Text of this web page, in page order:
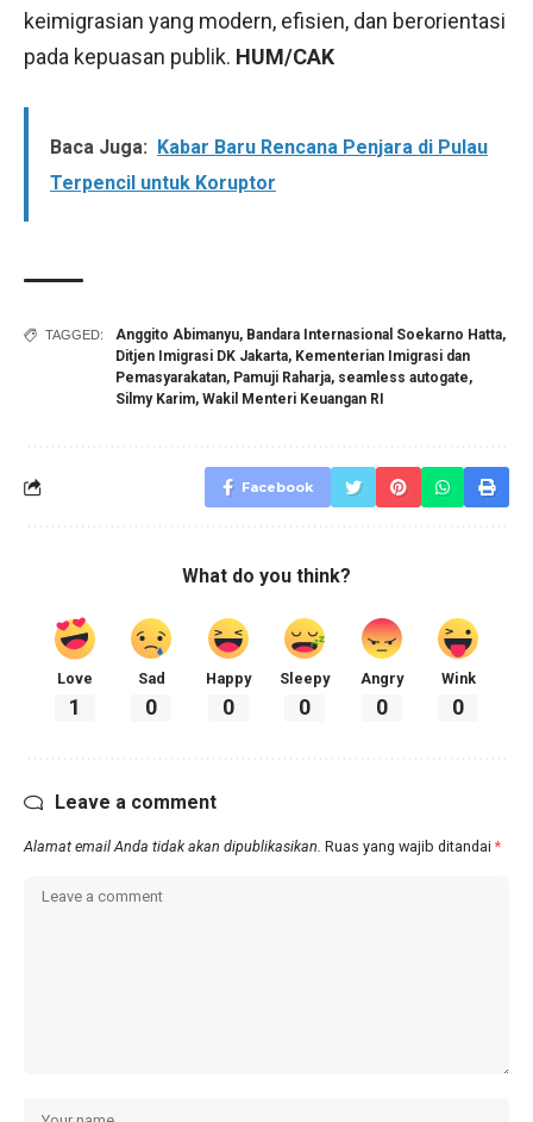
keimigrasian yang modern, efisien, dan berorientasi
pada kepuasan publik. HUM/CAK
Baca Juga: Kabar Baru Rencana Penjara di Pulau
Terpencil untuk Koruptor
TAGGED: Anggito Abimanyu, Bandara Internasional Soekarno Hatta,
Ditjen Imigrasi DK Jakarta, Kementerian Imigrasi dan
Pemasyarakatan, Pamuji Raharja, seamless autogate,
Silmy Karim, Wakil Menteri Keuangan RI
Facebook
What do you think?
Love
1
Sad
0
Happy
0
Sleepy
0
Angry
0
Wink
0
Leave a comment
Alamat email Anda tidak akan dipublikasikan. Ruas yang wajib ditandai *